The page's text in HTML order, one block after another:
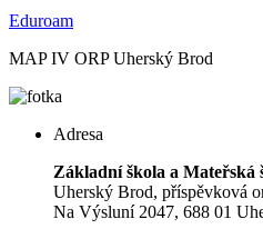
Eduroam
MAP IV ORP Uherský Brod
Adresa
Základní škola a Mateřská
Uherský Brod, příspěvková
Na Výsluní 2047, 688 01